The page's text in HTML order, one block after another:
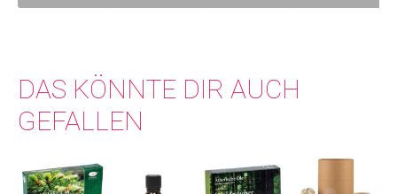
arbeitet ausschliesslich mit Lieferanten zusammen, die faire und gerechte
CHF 12.45.
DAS KÖNNTE DIR AUCH
GEFALLEN